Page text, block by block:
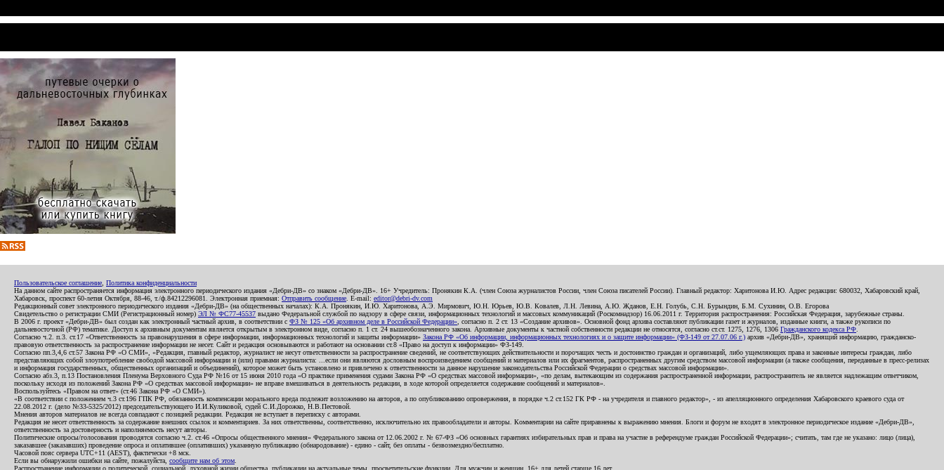
Пользовательское соглашение Политика конфиденциальности
На данном сайте распространяется информация электронного периодического издания «Дебри-ДВ» со знаком «Дебри-ДВ». 16+ Учредитель: Пронякин К.А. (член Союза журналистов России, член Союза писателей России). Главный редактор: Харитонова И.Ю. Адрес редакции: 680032, Хабаровский край,
Хабаровск, проспект 60-летия Октября, 88-46, т./ф.84212296081. Электронная приемная: Отправить сообщение . E-mail: editor@debri-dv.com
Редакционный совет электронного периодического издания «Дебри-ДВ» (на общественных началах): К.А. Пронякин, И.Ю. Харитонова, А.Э. Мирмович, Ю.Н. Юрьев, Ю.В. Ковалев, Л.Н. Левина, А.Ю. Жданов, Е.Н. Голубь, С.Н. Бурындин, Б.М. Сухинин, О.В. Егорова
Свидетельство о регистрации СМИ (Регистрационный номер) ЭЛ № ФС77-45537 выдано Федеральной службой по надзору в сфере связи, информационных технологий и массовых коммуникаций (Роскомнадзор) 16.06.2011 г. Территория распространения: Российская Федерация, зарубежные страны.
В 2006 г. проект «Дебри-ДВ» был создан как электронный частный архив, в соответствии с ФЗ № 125 «Об архивном деле в Российской Федерации» , согласно п. 2 ст. 13 «Создание архивов». Основной фонд архива составляют публикации газет и журналов, изданные книги, а также рукописи по
дальневосточной (РФ) тематике. Доступ к архивным документам является открытым в электронном виде, согласно п. 1 ст. 24 вышеобозначенного закона. Архивные документы к частной собственности редакции не относятся, согласно ст.ст. 1275, 1276, 1306 Гражданского кодекса РФ
Согласно ч.2. п.3. ст.17 «Ответственность за правонарушения в сфере информации, информационных технологий и защиты информации» Закона РФ «Об информации, информационных технологиях и о защите информации» (ФЗ-149 от 27.07.06 г.) архив «Дебри-ДВ», хранящий информацию, гражданско-
правовую ответственность за распространение информации не несет. Сайт и редакция основываются и работают на основании ст.8 «Право на доступ к информации» ФЗ-149.
Согласно пп.3,4,6 ст.57 Закона РФ «О СМИ», «Редакция, главный редактор, журналист не несут ответственности за распространение сведений, не соответствующих действительности и порочащих честь и достоинство граждан и организаций, либо ущемляющих права и законные интересы граждан, либо
представляющих собой злоупотребление свободой массовой информации и (или) правами журналиста: ...если они являются дословным воспроизведением сообщений и материалов или их фрагментов, распространенных другим средством массовой информации (а также сообщения, переданные в пресс-релизах
и информация государственных, общественных организаций и объединений), которое может быть установлено и привлечено к ответственности за данное нарушение законодательства Российской Федерации о средствах массовой информации».
Согласно абз.3, п.13 Постановления Пленума Верховного Суда РФ №16 от 15 июня 2010 года «О практике применения судами Закона РФ «О средствах массовой информации», «по делам, вытекающим из содержания распространенной информации, распространитель не является надлежащим ответчиком,
поскольку исходя из положений Закона РФ «О средствах массовой информации» не вправе вмешиваться в деятельность редакции, в ходе которой определяется содержание сообщений и материалов».
Воспользуйтесь «Правом на ответ» (ст.46 Закона РФ «О СМИ»).
«В соответствии с положением ч.3 ст.196 ГПК РФ, обязанность компенсации морального вреда подлежит возложению на авторов, а по опубликованию опровержения, в порядке ч.2 ст.152 ГК РФ - на учредителя и главного редактор», - из апелляционного определения Хабаровского краевого суда от
22.08.2012 г. (дело №33-5325/2012) председательствующего И.И.Куликовой, судей С.И.Дорожко, Н.В.Пестовой.
Мнения авторов материалов не всегда совпадают с позицией редакции. Редакция не вступает в переписку с авторами.
Редакция не несет ответственность за содержание внешних ссылок и комментариев. За них ответственны, соответственно, исключительно их правообладатели и авторы. Комментарии на сайте приравнены к выражению мнения. Блоги и форум не входят в электронное периодическое издание «Дебри-ДВ»,
ответственность за достоверность и наполняемость несут авторы.
Политические опросы/голосования проводятся согласно ч.2. ст.46 «Опросы общественного мнения» Федерального закона от 12.06.2002 г. № 67-ФЗ «Об основных гарантиях избирательных прав и права на участие в референдуме граждан Российской Федерации»; считать, там где не указано: лицо (лица),
заказавшее (заказавших) проведение опроса и оплатившее (оплативших) указанную публикацию (обнародование) - едино - сайт, без оплаты - безвозмездно/бесплатно.
Часовой пояс сервера UTC+11 (AEST), фактически +8 мск.
Если вы обнаружили ошибки на сайте, пожалуйста, сообщите нам об этом
Распространение информации о политической, социальной, духовной жизни общества, публикации на актуальные темы, просветительские функции. Для мужчин и женщин. 16+ для детей старше 16 лет.